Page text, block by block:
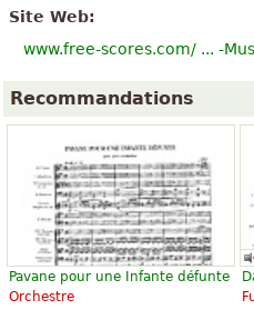
Site Web:
www.free-scores.com/ ... -
Recommandations
Pavane pour une Infante défunte
Orchestre